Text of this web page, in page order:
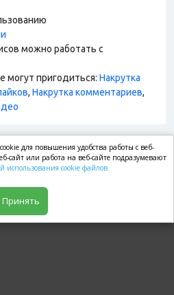
можно работать с
могут пригодиться: Накрутка
, Накрутка комментариев,
для повышения удобства работы с веб-
сайт или работа на веб-сайте подразумевают
использования cookie файлов.
Принять